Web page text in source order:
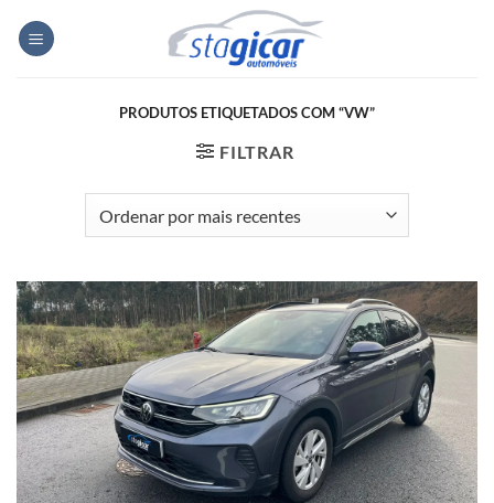
PRODUTOS ETIQUETADOS COM “VW”
FILTRAR